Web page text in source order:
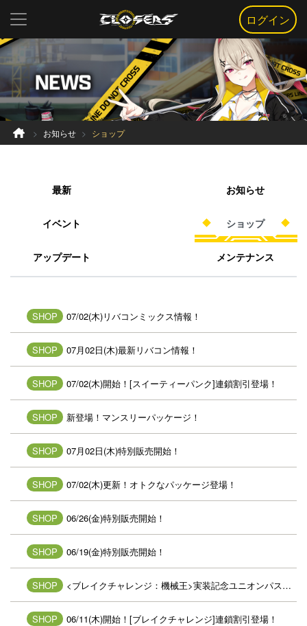
ログイン
お知らせ ショップ
最新 お知らせ
イベント ショップ
アップデート メンテナンス
SHOP 07/02(木)リバコンミックス情報！
SHOP 07月02日(木)最新リバコン情報！
SHOP 07/02(木)開始！[スイーティーパンク]連鎖割引登場！
SHOP 新登場！マンスリーパッケージ！
SHOP 07月02日(木)特別販売開始！
SHOP 07/02(木)更新！オトクなパッケージ登場！
SHOP 06/26(金)特別販売開始！
SHOP 06/19(金)特別販売開始！
SHOP <ブレイクチャレンジ：機械王>実装記念ユニオンパス登場！
SHOP 06/11(木)開始！[ブレイクチャレンジ]連鎖割引登場！